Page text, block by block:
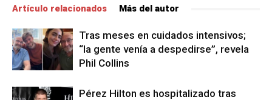
Artículo relacionados Más del autor
Tras meses en cuidados intensivos;
“la gente venía a despedirse”, revela
Phil Collins
Pérez Hilton es hospitalizado tras